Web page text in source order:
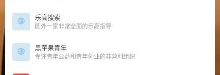
乐高搜索
国外一家非常全面的乐高指导
黑苹果青年
专注青年公益和青年创业的非营利组织